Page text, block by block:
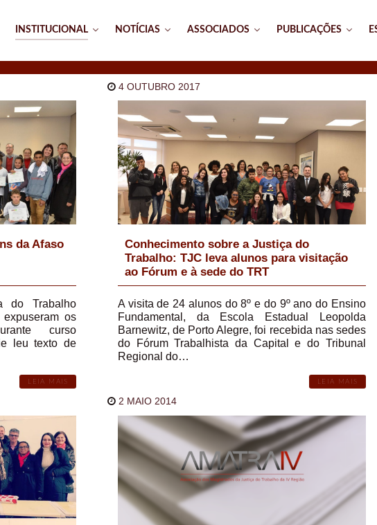
INSTITUCIONAL NOTÍCIAS ASSOCIADOS PUBLICAÇÕES
da Afaso
do Trabalho
os
curso
leu texto de
LEIA MAIS
4 OUTUBRO 2017
Conhecimento sobre a Justiça do
Trabalho: TJC leva alunos para visitação
ao Fórum e à sede do TRT
A visita de 24 alunos do 8º e do 9º ano do Ensino
Fundamental, da Escola Estadual Leopolda
Barnewitz, de Porto Alegre, foi recebida nas sedes
do Fórum Trabalhista da Capital e do Tribunal
Regional do…
LEIA MAIS
2 MAIO 2014